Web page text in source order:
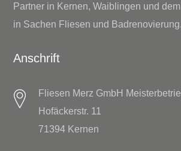
Partner in Kernen, Waiblingen und
in Sachen Fliesen und Badrenovierung.
Anschrift
Fliesen Merz GmbH
Hofäckerstr. 11
71394 Kernen